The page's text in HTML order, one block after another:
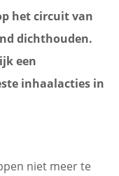
het circuit van
dichthouden.
een
inhaalacties in
niet meer te